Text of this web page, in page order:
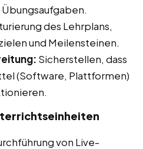
des Lehrplans,
und Meilensteinen.
Sicherstellen, dass
(Software, Plattformen)
von Live-